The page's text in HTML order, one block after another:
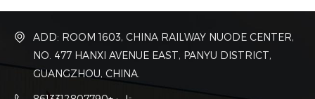
ADD: ROOM 1603, CHINA RAILWAY NUODE CENTER,
NO. 477 HANXI AVENUE EAST, PANYU DISTRICT,
GUANGZHOU, CHINA.